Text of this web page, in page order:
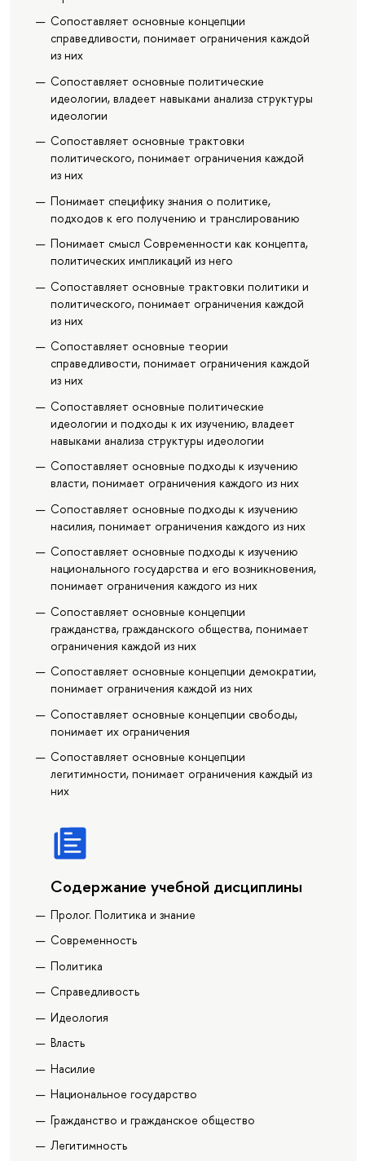
Сопоставляет основные концепции
справедливости, понимает ограничения каждой
из них
Сопоставляет основные политические
идеологии, владеет навыками анализа структуры
идеологии
Сопоставляет основные трактовки
политического, понимает ограничения каждой
из них
Понимает специфику знания о политике,
подходов к его получению и транслированию
Понимает смысл Современности как концепта,
политических импликаций из него
Сопоставляет основные трактовки политики и
политического, понимает ограничения каждой
из них
Сопоставляет основные теории
справедливости, понимает ограничения каждой
из них
Сопоставляет основные политические
идеологии и подходы к их изучению, владеет
навыками анализа структуры идеологии
Сопоставляет основные подходы к изучению
власти, понимает ограничения каждого из них
Сопоставляет основные подходы к изучению
насилия, понимает ограничения каждого из них
Сопоставляет основные подходы к изучению
национального государства и его возникновения,
понимает ограничения каждого из них
Сопоставляет основные концепции
гражданства, гражданского общества, понимает
ограничения каждой из них
Сопоставляет основные концепции демократии,
понимает ограничения каждой из них
Сопоставляет основные концепции свободы,
понимает их ограничения
Сопоставляет основные концепции
легитимности, понимает ограничения каждый из
них
Содержание учебной дисциплины
Пролог. Политика и знание
Современность
Политика
Справедливость
Идеология
Власть
Насилие
Национальное государство
Гражданство и гражданское общество
Легитимность